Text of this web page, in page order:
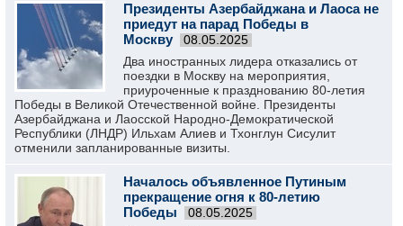
Президенты Азербайджана и Лаоса не
приедут на парад Победы в
Москву
08.05.2025
Два иностранных лидера отказались от
поездки в Москву на мероприятия,
приуроченные к празднованию 80-летия
Победы в Великой Отечественной войне. Президенты
Азербайджана и Лаосской Народно-Демократической
Республики (ЛНДР) Ильхам Алиев и Тхонглун Сисулит
отменили запланированные визиты.
Началось объявленное Путиным
прекращение огня к 80-летию
Победы
08.05.2025